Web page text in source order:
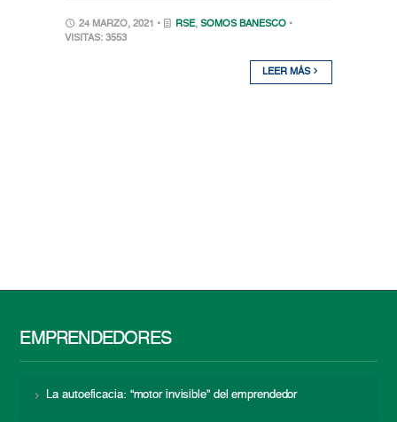
24 MARZO, 2021 • RSE, SOMOS BANESCO •
VISITAS: 3553
LEER MÁS
EMPRENDEDORES
La autoeficacia: “motor invisible” del emprendedor